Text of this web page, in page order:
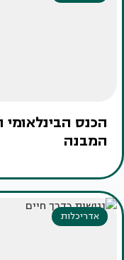
המבנה
אדריכלות